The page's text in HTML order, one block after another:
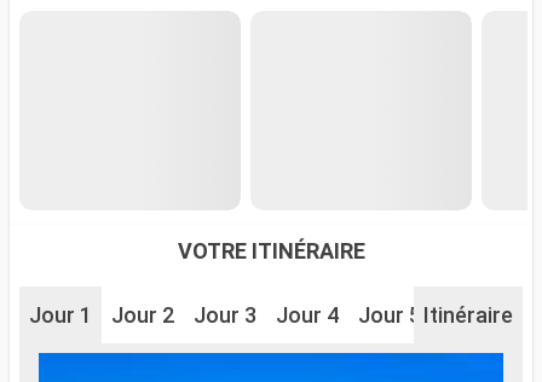
VOTRE ITINÉRAIRE
Jour 1 Jour 2 Jour 3 Jour 4 Jour 5 Itinéraire